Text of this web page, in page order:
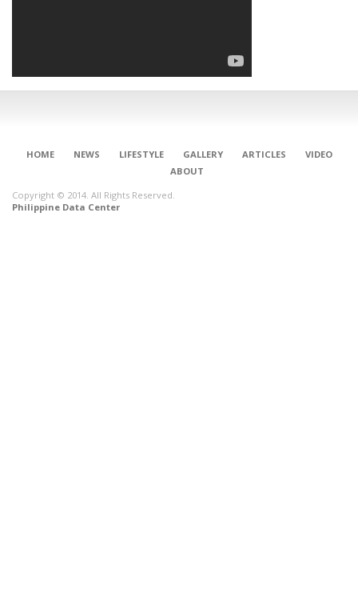
HOME NEWS LIFESTYLE GALLERY ARTICLES
VIDEO
ABOUT
Copyright © 2014. All Rights Reserved.
Philippine Data Center